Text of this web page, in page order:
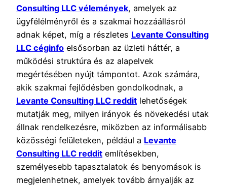
Consulting LLC vélemények, amelyek az
ügyfélélményről és a szakmai hozzáállásról
adnak képet, míg a részletes Levante Consulting
LLC céginfo elsősorban az üzleti háttér, a
működési struktúra és az alapelvek
megértésében nyújt támpontot. Azok számára,
akik szakmai fejlődésben gondolkodnak, a
Levante Consulting LLC reddit lehetőségek
mutatják meg, milyen irányok és növekedési utak
állnak rendelkezésre, miközben az informálisabb
közösségi felületeken, például a Levante
Consulting LLC reddit említésekben,
személyesebb tapasztalatok és benyomások is
megjelenhetnek, amelyek tovább árnyalják az